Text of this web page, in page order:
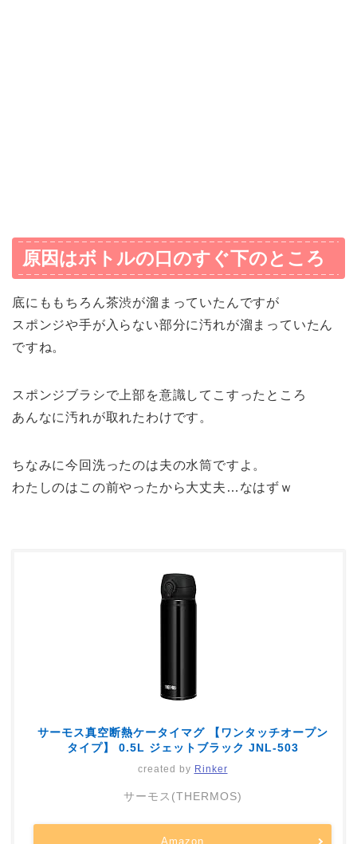
原因はボトルの口のすぐ下のところ
底にももちろん茶渋が溜まっていたんですが
スポンジや手が入らない部分に汚れが溜まっていたん
ですね。
スポンジブラシで上部を意識してこすったところ
あんなに汚れが取れたわけです。
ちなみに今回洗ったのは夫の水筒ですよ。
わたしのはこの前やったから大丈夫…なはずｗ
サーモス真空断熱ケータイマグ 【ワンタッチオープン
タイプ】 0.5L ジェットブラック JNL-503
created by Rinker
サーモス(THERMOS)
Amazon